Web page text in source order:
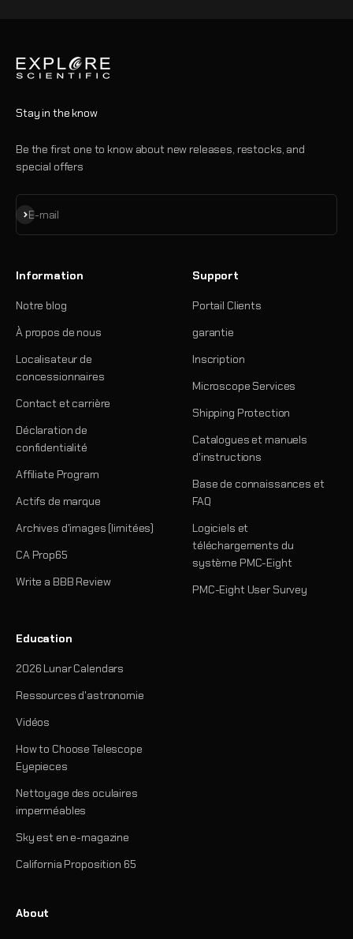
Stay in the know
Be the first one to know about new releases, restocks, and
special offers
E-mail
S'inscrire
Information
Notre blog
À propos de nous
Localisateur de
concessionnaires
Contact et carrière
Déclaration de
confidentialité
Affiliate Program
Actifs de marque
Archives d'images (limitées)
CA Prop65
Write a BBB Review
Support
Portail Clients
garantie
Inscription
Microscope Services
Shipping Protection
Catalogues et manuels
d'instructions
Base de connaissances et
FAQ
Logiciels et
téléchargements du
système PMC-Eight
PMC-Eight User Survey
Education
2026 Lunar Calendars
Ressources d'astronomie
Vidéos
How to Choose Telescope
Eyepieces
Nettoyage des oculaires
imperméables
Sky est en e-magazine
California Proposition 65
About